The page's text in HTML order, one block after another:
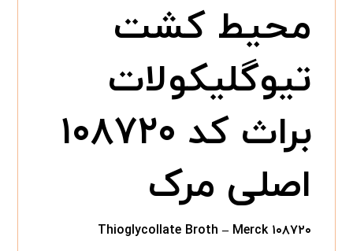
محیط کشت
تیوگلیکولات
براث کد ۱۰۸۷۲۰
اصلی مرک
Thioglycollate Broth – Merck ۱۰۸۷۲۰